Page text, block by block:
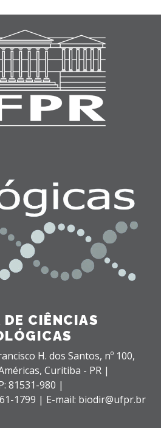
DE CIÊNCIAS
H. dos Santos, nº 100,
Curitiba - PR |
81531-980 |
1799 | E-mail: biodir@ufpr.br